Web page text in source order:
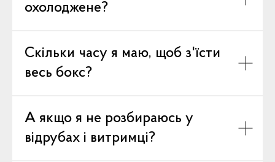
охолоджене?
Скільки часу я маю, щоб з'їсти
весь бокс?
А якщо я не розбираюсь у
відрубах і витримці?